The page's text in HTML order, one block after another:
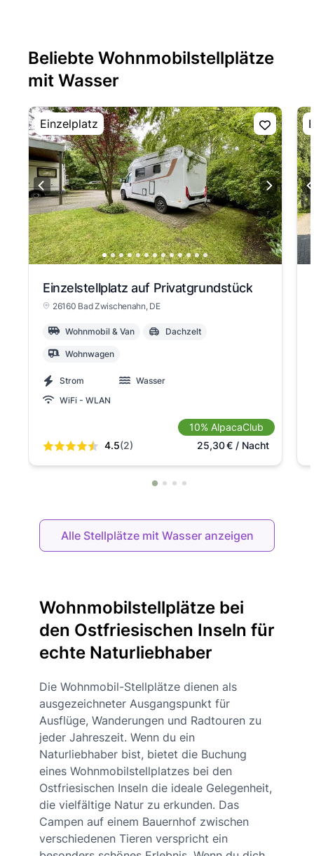
Beliebte Wohnmobilstellplätze
mit Wasser
Einzelplatz
Einzelstellplatz auf Privatgrundstück
26160 Bad Zwischenahn, DE
Wohnmobil & Van Dachzelt
Wohnwagen
Strom
Wasser
WiFi - WLAN
4.5(2)
10% AlpacaClub
25,30€/ Nacht
Alle Stellplätze mit Wasser anzeigen
Wohnmobilstellplätze bei
den Ostfriesischen Inseln für
echte Naturliebhaber
Die Wohnmobil-Stellplätze dienen als
ausgezeichneter Ausgangspunkt für
Ausflüge, Wanderungen und Radtouren zu
jeder Jahreszeit. Wenn du ein
Naturliebhaber bist, bietet die Buchung
eines Wohnmobilstellplatzes bei den
Ostfriesischen Inseln die ideale Gelegenheit,
die vielfältige Natur zu erkunden. Das
Campen auf einem Bauernhof zwischen
verschiedenen Tieren verspricht ein